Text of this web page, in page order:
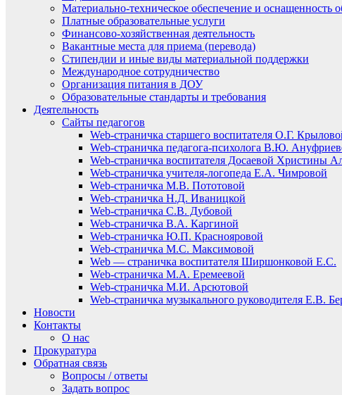
Материально-техническое обеспечение и оснащенность
Платные образовательные услуги
Финансово-хозяйственная деятельность
Вакантные места для приема (перевода)
Стипендии и иные виды материальной поддержки
Международное сотрудничество
Организация питания в ДОУ
Образовательные стандарты и требования
Деятельность
Сайты педагогов
Web-страничка старшего воспитателя О.Г.
Web-страничка педагога-психолога В.Ю.
Web-страничка воспитателя Досаевой Христины
Web-страничка учителя-логопеда Е.А. Чимровой
Web-страничка М.В. Пототовой
Web-страничка Н.Д. Иваницкой
Web-страничка С.В. Дубовой
Web-страничка В.А. Каргиной
Web-страничка Ю.П. Краснояровой
Web-страничка М.С. Максимовой
Web — страничка воспитателя Ширшонковой Е.С.
Web-страничка М.А. Еремеевой
Web-страничка М.И. Арсютовой
Web-страничка музыкального руководителя Е.В.
Новости
Контакты
О нас
Прокуратура
Обратная связь
Вопросы / ответы
Задать вопрос